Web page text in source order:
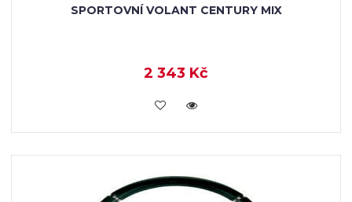
SPORTOVNÍ VOLANT CENTURY MIX
2 343 Kč
KOUPIT